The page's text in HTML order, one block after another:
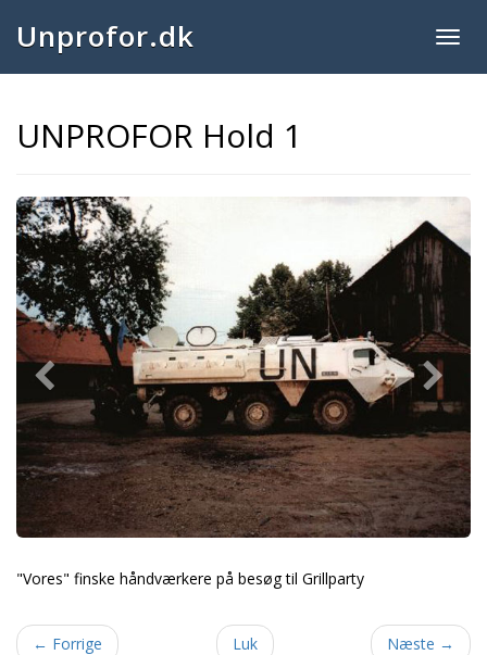
Unprofor.dk
UNPROFOR Hold 1
Previous Next
"Vores" finske håndværkere på besøg til Grillparty
← Forrige Luk Næste →